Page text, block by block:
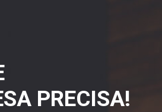
PRECISA!